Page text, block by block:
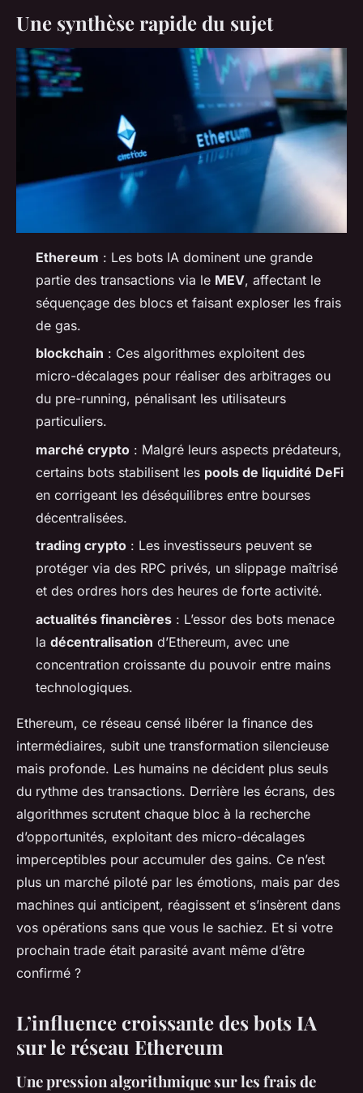
Une synthèse rapide du sujet
Ethereum : Les bots IA dominent une grande
partie des transactions via le MEV, affectant le
séquençage des blocs et faisant exploser les frais
de gas.
blockchain : Ces algorithmes exploitent des
micro-décalages pour réaliser des arbitrages ou
du pre-running, pénalisant les utilisateurs
particuliers.
marché crypto : Malgré leurs aspects prédateurs,
certains bots stabilisent les pools de liquidité DeFi
en corrigeant les déséquilibres entre bourses
décentralisées.
trading crypto : Les investisseurs peuvent se
protéger via des RPC privés, un slippage maîtrisé
et des ordres hors des heures de forte activité.
actualités financières : L’essor des bots menace
la décentralisation d’Ethereum, avec une
concentration croissante du pouvoir entre mains
technologiques.
Ethereum, ce réseau censé libérer la finance des
intermédiaires, subit une transformation silencieuse
mais profonde. Les humains ne décident plus seuls
du rythme des transactions. Derrière les écrans, des
algorithmes scrutent chaque bloc à la recherche
d’opportunités, exploitant des micro-décalages
imperceptibles pour accumuler des gains. Ce n’est
plus un marché piloté par les émotions, mais par des
machines qui anticipent, réagissent et s’insèrent dans
vos opérations sans que vous le sachiez. Et si votre
prochain trade était parasité avant même d’être
confirmé ?
L’influence croissante des bots IA
sur le réseau Ethereum
Une pression algorithmique sur les frais de